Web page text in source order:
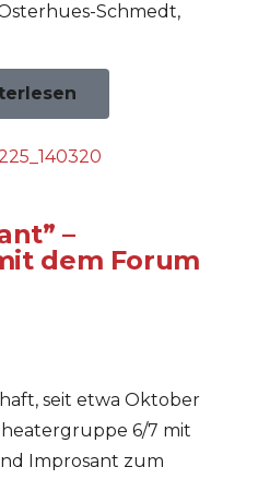
Schmedt,
–
dem Forum
seit etwa Oktober
6/7 mit
Improsant zum